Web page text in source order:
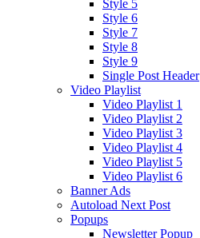
Style 5
Style 6
Style 7
Style 8
Style 9
Single Post Header
Video Playlist
Video Playlist 1
Video Playlist 2
Video Playlist 3
Video Playlist 4
Video Playlist 5
Video Playlist 6
Banner Ads
Autoload Next Post
Popups
Newsletter Popup